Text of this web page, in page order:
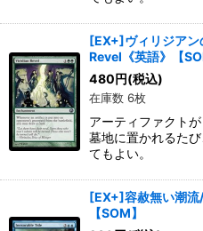
[EX+]ヴィリジア
Revel《英語》【
480円(税込)
在庫数 6枚
アーティファクト
墓地に置かれるた
てもよい。
[EX+]容赦無い潮
【SOM】